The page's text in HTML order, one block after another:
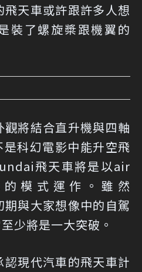
天車或許跟許多人想
裝了螺旋槳跟機翼的
將結合直升機與四軸
科幻電影中能升空飛
飛天車將是以air
模式運作。雖然
與大家想像中的自駕
少將是一大突破。
現代汽車的飛天車計